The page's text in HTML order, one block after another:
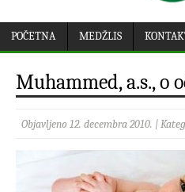
POČETNA MEDŽLIS
Muhammed, a.s., o
Objavljeno 12. decembra 2010. |